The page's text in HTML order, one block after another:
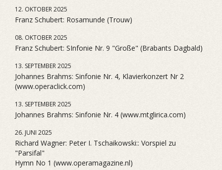
12. OKTOBER 2025
Franz Schubert: Rosamunde (Trouw)
08. OKTOBER 2025
Franz Schubert: SInfonie Nr. 9 "Große" (Brabants Dagbald)
13. SEPTEMBER 2025
Johannes Brahms: Sinfonie Nr. 4, Klavierkonzert Nr 2
(www.operaclick.com)
13. SEPTEMBER 2025
Johannes Brahms: Sinfonie Nr. 4 (www.mtglirica.com)
26. JUNI 2025
Richard Wagner: Peter I. Tschaikowski:: Vorspiel zu
"Parsifal"
Hymn No 1 (www.operamagazine.nl)